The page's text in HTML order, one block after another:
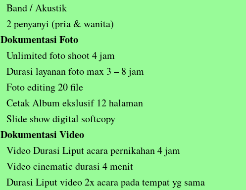
Band / Akustik
2 penyanyi (pria & wanita)
Dokumentasi Foto
Unlimited foto shoot 4 jam
Durasi layanan foto max 3 – 8 jam
Foto editing 20 file
Cetak Album ekslusif 12 halaman
Slide show digital softcopy
Dokumentasi Video
Video Durasi Liput acara pernikahan 4 jam
Video cinematic durasi 4 menit
Durasi Liput video 2x acara pada tempat yg sama